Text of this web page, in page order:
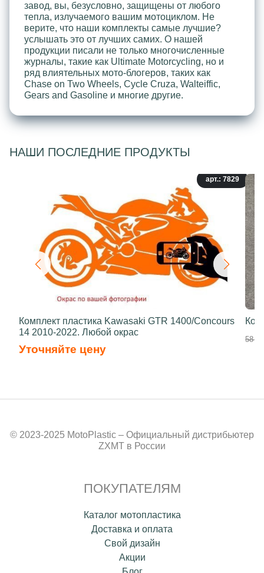
завод, вы, безусловно, защищены от любого
тепла, излучаемого вашим мотоциклом. Не
верите, что наши комплекты самые лучшие?
услышать это от лучших самих. О нашей
продукции писали не только многочисленные
журналы, такие как Ultimate Motorcycling, но и
ряд влиятельных мото-блогеров, таких как
Chase on Two Wheels, Cycle Cruza, Walteiffic,
Gears and Gasoline и многие другие.
НАШИ ПОСЛЕДНИЕ ПРОДУКТЫ
арт.: 7829
Комплект пластика Kawasaki GTR 1400/Concours
14 2010-2022. Любой окрас
Уточняйте цену
58
© 2023-2025 MotoPlastic – Официальный дистрибьютер
ZXMT в России
ПОКУПАТЕЛЯМ
Каталог мотопластика
Доставка и оплата
Свой дизайн
Акции